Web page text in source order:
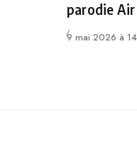
parodie
9 mai 2026 à